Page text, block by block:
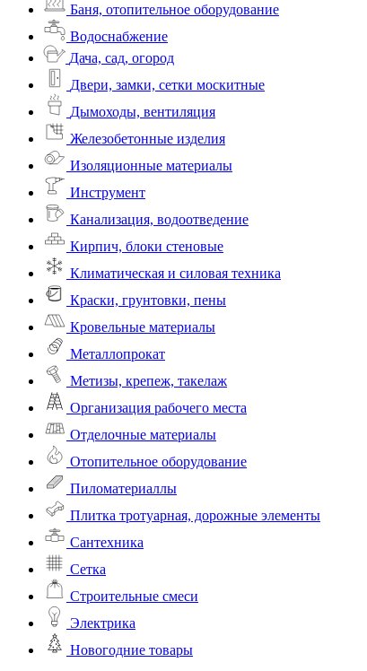
Баня, отопительное оборудование
Водоснабжение
Дача, сад, огород
Двери, замки, сетки москитные
Дымоходы, вентиляция
Железобетонные изделия
Изоляционные материалы
Инструмент
Канализация, водоотведение
Кирпич, блоки стеновые
Климатическая и силовая техника
Краски, грунтовки, пены
Кровельные материалы
Металлопрокат
Метизы, крепеж, такелаж
Организация рабочего места
Отделочные материалы
Отопительное оборудование
Пиломатериаллы
Плитка тротуарная, дорожные элементы
Сантехника
Сетка
Строительные смеси
Электрика
Новогодние товары